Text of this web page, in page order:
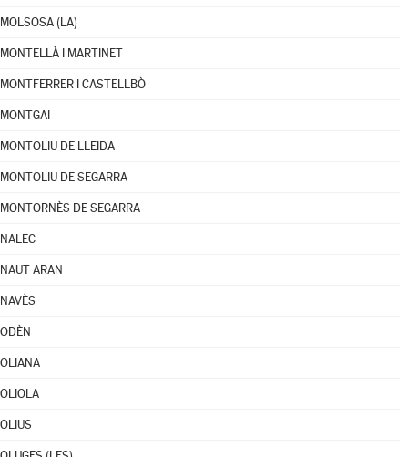
MOLSOSA (LA)
MONTELLÀ I MARTINET
MONTFERRER I CASTELLBÒ
MONTGAI
MONTOLIU DE LLEIDA
MONTOLIU DE SEGARRA
MONTORNÈS DE SEGARRA
NALEC
NAUT ARAN
NAVÈS
ODÈN
OLIANA
OLIOLA
OLIUS